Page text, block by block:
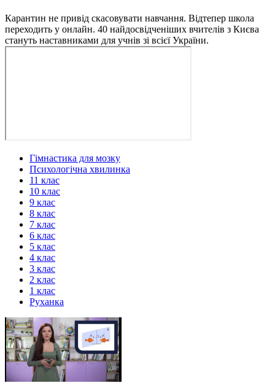
Карантин не привід скасовувати навчання. Відтепер школа
переходить у онлайн. 40 найдосвідченіших вчителів з Києва
стануть наставниками для учнів зі всієї України.
Гімнастика для мозку
Психологічна хвилинка
11 клас
10 клас
9 клас
8 клас
7 клас
6 клас
5 клас
4 клас
3 клас
2 клас
1 клас
Руханка